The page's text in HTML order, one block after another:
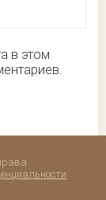
в этом